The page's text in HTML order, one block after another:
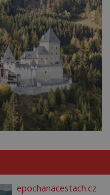
epochanacestach.cz